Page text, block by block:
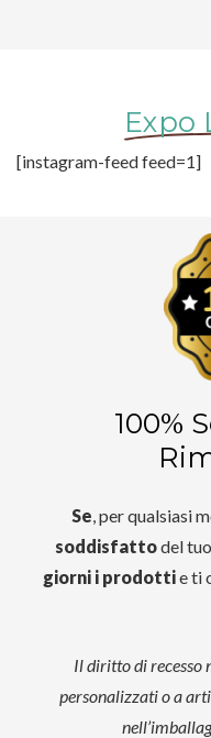
Expo
[instagram-feed feed=1]
100%
Se , per qualsiasi
soddisfattodel
giorni i prodottie ti
Il diritto di recesso
personalizzati o a